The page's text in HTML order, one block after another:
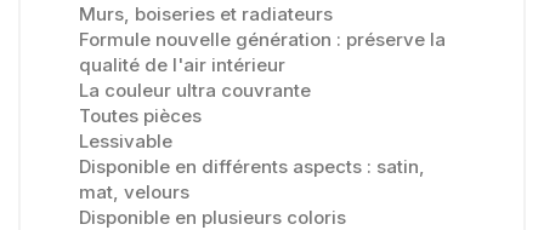
Murs, boiseries et radiateurs
Formule nouvelle génération : préserve la
qualité de l'air intérieur
La couleur ultra couvrante
Toutes pièces
Lessivable
Disponible en différents aspects : satin,
mat, velours
Disponible en plusieurs coloris